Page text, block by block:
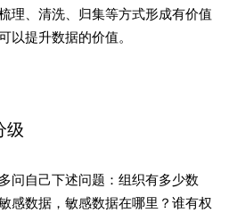
理、清洗、归集等方式形成有价值
以提升数据的价值。
级
问自己下述问题：组织有多少数
感数据，敏感数据在哪里？谁有权